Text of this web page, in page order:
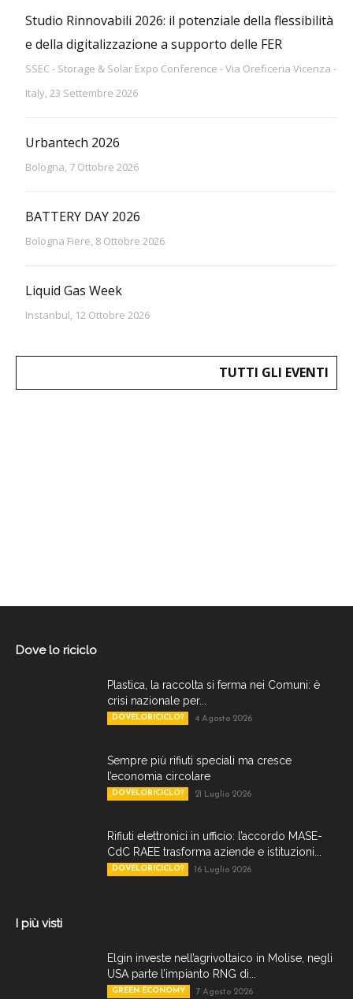
Studio Rinnovabili 2026: il potenziale della flessibilità
e della digitalizzazione a supporto delle FER
SSEC - Storage & Solar Expo Conference - Via Oreficeria Vicenza -
Italy, 23 Settembre 2026
Urbantech 2026
Bologna, 7 Ottobre 2026
BATTERY DAY 2026
Bologna Fiere, 8 Ottobre 2026
Liquid Gas Week
Instanbul, 12 Ottobre 2026
TUTTI GLI EVENTI
Dove lo riciclo
Plastica, la raccolta si ferma nei Comuni: è
crisi nazionale per...
DOVELORICICLO? 4 Agosto 2026
Sempre più rifiuti speciali ma cresce
l’economia circolare
DOVELORICICLO? 21 Luglio 2026
Rifiuti elettronici in ufficio: l’accordo MASE-
CdC RAEE trasforma aziende e istituzioni...
DOVELORICICLO? 16 Luglio 2026
I più visti
Elgin investe nell’agrivoltaico in Molise, negli
USA parte l’impianto RNG di...
GREEN ECONOMY 7 Agosto 2026